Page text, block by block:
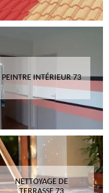
PEINTRE INTÉRIEUR 73
NETTOYAGE DE